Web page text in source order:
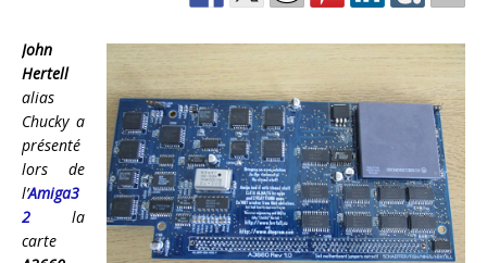
John
Hertell
alias
Chucky a
présenté
lors de
l’Amiga3
2 la
carte